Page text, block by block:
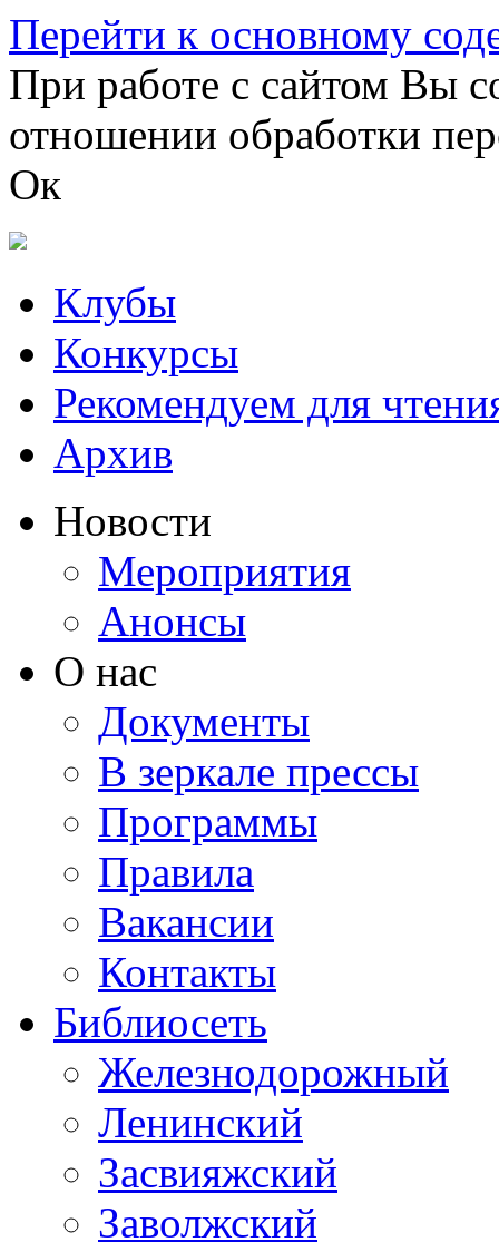
Перейти к основному
При работе с сайтом Вы
отношении обработки
Ок
Клубы
Конкурсы
Рекомендуем для
Архив
Новости
Мероприятия
Анонсы
О нас
Документы
В зеркале прессы
Программы
Правила
Вакансии
Контакты
Библиосеть
Железнодорожный
Ленинский
Засвияжский
Заволжский